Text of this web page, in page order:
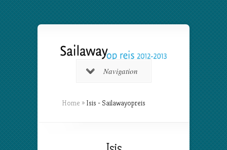
Navigation
Home » Isis - Sailawayopreis